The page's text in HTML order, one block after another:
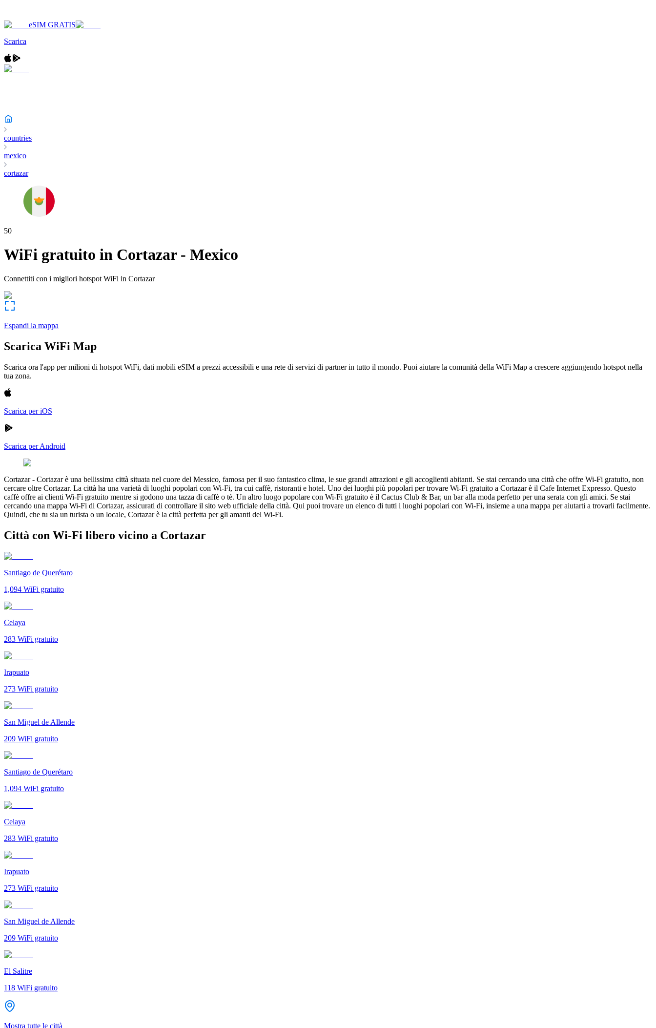
eSIM GRATIS
Scarica
countries
mexico
cortazar
50
WiFi gratuito in Cortazar- Mexico
Connettiti con i migliori hotspot WiFi in Cortazar
Espandi la mappa
Scarica WiFi Map
Scarica ora l'app per milioni di hotspot WiFi, dati mobili eSIM a prezzi accessibili e una rete di servizi di partner in tutto il mondo. Puoi aiutare la comunità della WiFi Map a crescere aggiungendo hotspot nella
tua zona.
Scarica per iOS
Scarica per Android
Cortazar- Cortazar è una bellissima città situata nel cuore del Messico, famosa per il suo fantastico clima, le sue grandi attrazioni e gli accoglienti abitanti. Se stai cercando una città che offre Wi-Fi gratuito, non
cercare oltre Cortazar. La città ha una varietà di luoghi popolari con Wi-Fi, tra cui caffè, ristoranti e hotel. Uno dei luoghi più popolari per trovare Wi-Fi gratuito a Cortazar è il Cafe Internet Expresso. Questo
caffè offre ai clienti Wi-Fi gratuito mentre si godono una tazza di caffè o tè. Un altro luogo popolare con Wi-Fi gratuito è il Cactus Club & Bar, un bar alla moda perfetto per una serata con gli amici. Se stai
cercando una mappa Wi-Fi di Cortazar, assicurati di controllare il sito web ufficiale della città. Qui puoi trovare un elenco di tutti i luoghi popolari con Wi-Fi, insieme a una mappa per aiutarti a trovarli facilmente.
Quindi, che tu sia un turista o un locale, Cortazar è la città perfetta per gli amanti del Wi-Fi.
Città con Wi-Fi libero vicino a Cortazar
Santiago de Querétaro
1,094 WiFi gratuito
Celaya
283 WiFi gratuito
Irapuato
273 WiFi gratuito
San Miguel de Allende
209 WiFi gratuito
Santiago de Querétaro
1,094 WiFi gratuito
Celaya
283 WiFi gratuito
Irapuato
273 WiFi gratuito
San Miguel de Allende
209 WiFi gratuito
El Salitre
118 WiFi gratuito
Mostra tutte le città